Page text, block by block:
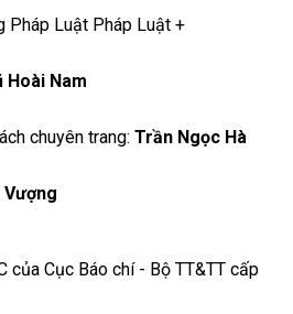
Pháp Luật Pháp Luật +
Hoài Nam
chuyên trang: Trần Ngọc Hà
Vượng
của Cục Báo chí - Bộ TT&TT cấp